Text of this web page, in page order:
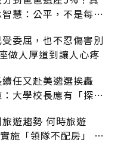
慧：公平，不是每個
委屈，也不忍傷害別
做人厚道到讓人心疼
任又赴美遴選挨轟
大學校長應有「探
遊趨勢 何時旅遊
施「領隊不配房」 落